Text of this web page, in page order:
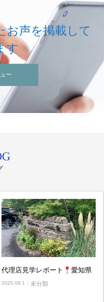
お声を掲載して
す
ー
代理店見学レポート 愛知県
2025.09.1 未分類